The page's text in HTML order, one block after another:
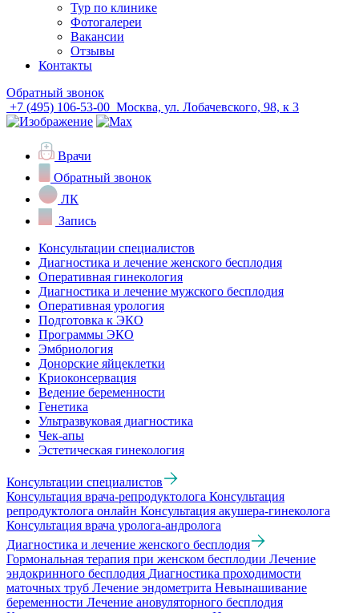
Тур по клинике
Фотогалереи
Вакансии
Отзывы
Контакты
Обратный звонок
+7 (495) 106-53-00 Москва, ул. Лобачевского, 98, к 3
Врачи
Обратный звонок
ЛК
Запись
Консультации специалистов
Диагностика и лечение женского бесплодия
Оперативная гинекология
Диагностика и лечение мужского бесплодия
Оперативная урология
Подготовка к ЭКО
Программы ЭКО
Эмбриология
Донорские яйцеклетки
Криоконсервация
Ведение беременности
Генетика
Ультразвуковая диагностика
Чек-апы
Эстетическая гинекология
Консультации специалистов
Консультация врача-репродуктолога Консультация
репродуктолога онлайн Консультация акушера-гинеколога
Консультация врача уролога-андролога
Диагностика и лечение женского бесплодия
Гормональная терапия при женском бесплодии Лечение
эндокринного бесплодия Диагностика проходимости
маточных труб Лечение эндометрита Невынашивание
беременности Лечение ановуляторного бесплодия